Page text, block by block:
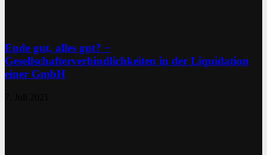
Ende gut, alles gut? −
Gesellschafterverbindlichkeiten in der Liquidation
einer GmbH